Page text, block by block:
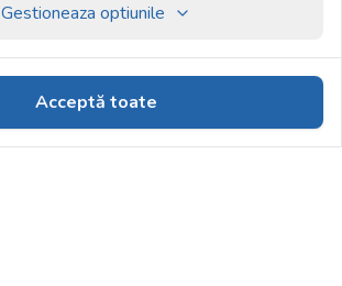
Gestioneaza optiunile
Acceptă toate